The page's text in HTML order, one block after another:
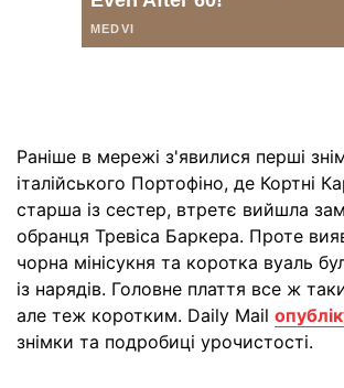
Раніше в мережі з'явилися перші
італійського Портофіно, де Кортні
старша із сестер, втретє вийшла
обранця Тревіса Баркера. Проте
чорна мінісукня та коротка вуаль
із нарядів. Головне плаття все ж
але теж коротким. Daily Mail
знімки та подробиці урочистості.